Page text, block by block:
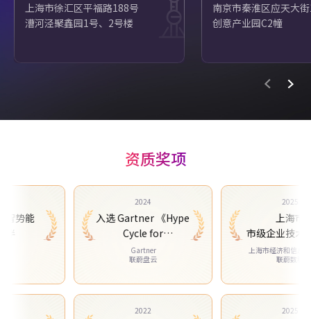
上海市徐汇区平福路188号
漕河泾聚鑫园1号、2号楼
南京市秦淮区应天大
创意产业园C2幢
资质奖项
能
入选 Gartner 《Hype
Cycle for
Infrastructure
Strategies in
Gartner
联蔚盘云
上海市
市级企业技术中心
定
上海市经济和信息化委员
联蔚数科